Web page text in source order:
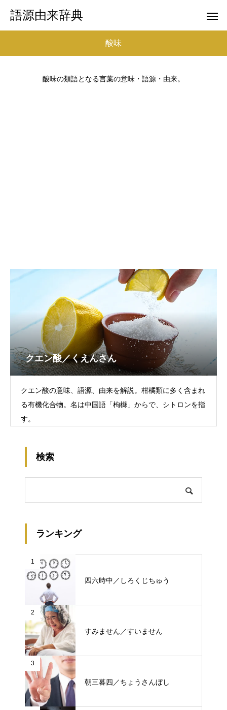
語源由来辞典
酸味
酸味の類語となる言葉の意味・語源・由来。
クエン酸／くえんさん
クエン酸の意味、語源、由来を解説。柑橘類に多く含まれ
る有機化合物。名は中国語「枸櫞」からで、シトロンを指
す。
検索
ランキング
1
四六時中／しろくじちゅう
2
すみません／すいません
3
朝三暮四／ちょうさんぼし